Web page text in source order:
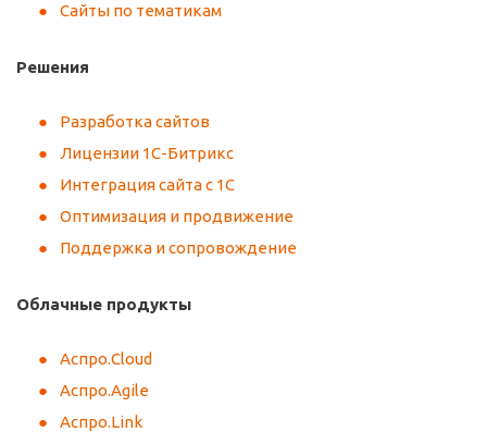
Сайты по тематикам
Решения
Разработка сайтов
Лицензии 1С-Битрикс
Интеграция сайта с 1С
Оптимизация и продвижение
Поддержка и сопровождение
Облачные продукты
Аспро.Cloud
Аспро.Agile
Аспро.Link